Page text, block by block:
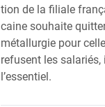
tion de la filiale
caine sou­haite
métal­lur­gie pour
refusent les
l’essentiel.